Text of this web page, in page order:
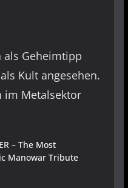
als Geheimtipp
Kult angesehen.
im Metalsektor
– The Most
Manowar Tribute